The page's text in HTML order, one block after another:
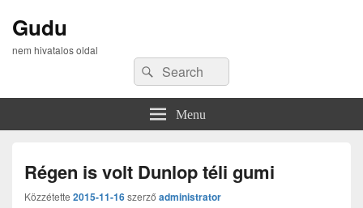
Gudu
nem hivatalos oldal
Search
for:
Search
Menu
Régen is volt Dunlop téli gumi
Közzétette 2015-11-16szerző administrator